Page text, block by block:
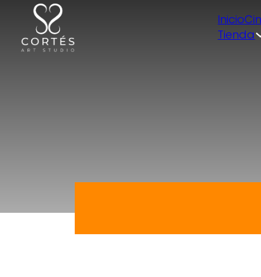
Inicio
Tienda